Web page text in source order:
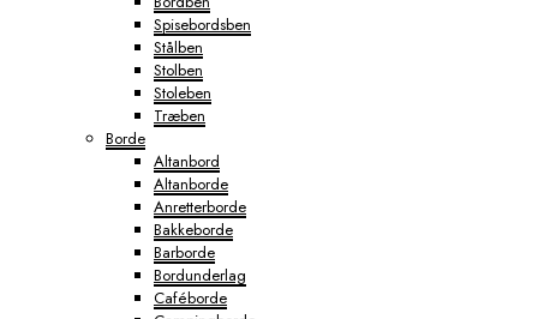
Spisebordsben
Stålben
Stolben
Stoleben
Træben
Borde
Altanbord
Altanborde
Anretterborde
Bakkeborde
Barborde
Bordunderlag
Caféborde